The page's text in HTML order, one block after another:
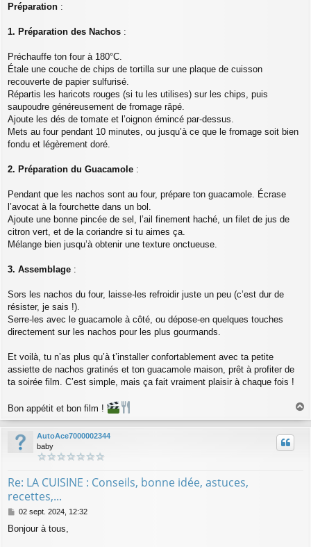
Préparation :
1. Préparation des Nachos :
Préchauffe ton four à 180°C.
Étale une couche de chips de tortilla sur une plaque de cuisson
recouverte de papier sulfurisé.
Répartis les haricots rouges (si tu les utilises) sur les chips, puis
saupoudre généreusement de fromage râpé.
Ajoute les dés de tomate et l’oignon émincé par-dessus.
Mets au four pendant 10 minutes, ou jusqu’à ce que le fromage soit bien
fondu et légèrement doré.
2. Préparation du Guacamole :
Pendant que les nachos sont au four, prépare ton guacamole. Écrase
l’avocat à la fourchette dans un bol.
Ajoute une bonne pincée de sel, l’ail finement haché, un filet de jus de
citron vert, et de la coriandre si tu aimes ça.
Mélange bien jusqu’à obtenir une texture onctueuse.
3. Assemblage :
Sors les nachos du four, laisse-les refroidir juste un peu (c’est dur de
résister, je sais !).
Serre-les avec le guacamole à côté, ou dépose-en quelques touches
directement sur les nachos pour les plus gourmands.
Et voilà, tu n’as plus qu’à t’installer confortablement avec ta petite
assiette de nachos gratinés et ton guacamole maison, prêt à profiter de
ta soirée film. C’est simple, mais ça fait vraiment plaisir à chaque fois !
Bon appétit et bon film !
u
AutoAce7000002344
baby
Re: LA CUISINE : Conseils, bonne idée, astuces,
recettes,...
M
s
02 sept. 2024, 12:32
Bonjour à tous,